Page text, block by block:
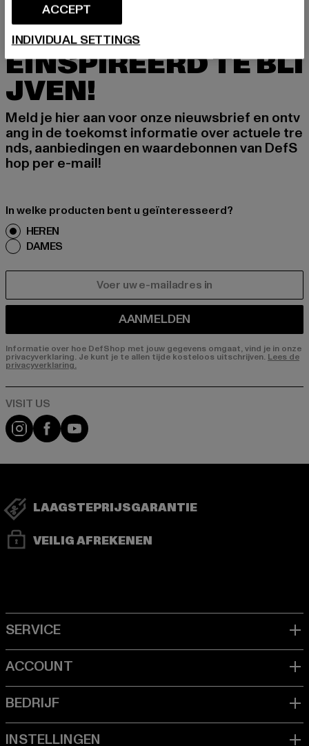
MELD JE AAN OM G
EÏNSPIREERD TE BLI
JVEN!
Meld je hier aan voor onze nieuwsbrief en ontv
ang in de toekomst informatie over actuele tre
nds, aanbiedingen en waardebonnen van DefS
hop per e-mail!
In welke producten bent u geïnteresseerd?
HEREN
DAMES
AANMELDEN
Informatie over hoe DefShop met jouw gegevens omgaat, vind je in onze
privacyverklaring. Je kunt je te allen tijde kosteloos uitschrijven. Lees de
privacyverklaring.
Visit our Instagram page:
Visit our Facebook page:
Visit our YouTube channel:
LAAGSTEPRIJSGARANTIE
VEILIG AFREKENEN
ACCEPT
INDIVIDUAL SETTINGS